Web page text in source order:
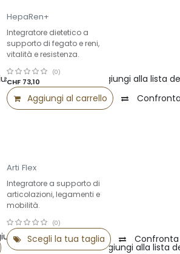
alla lista dei desideri
Confronta Aggiungi alla lista
HepaRen+
Integratore dietetico a
supporto di fegato e reni,
vitalità e resistenza.
(0)
CHF 73,10
Aggiungi al carrello
alla lista dei desideri
Confronta Aggiungi alla lista
Arti Flex
Integratore a supporto di
articolazioni, legamenti e
mobilità.
(0)
Scegli la tua taglia Confronta